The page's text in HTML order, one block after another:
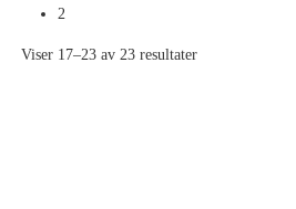
2
Viser 17–23 av 23 resultater